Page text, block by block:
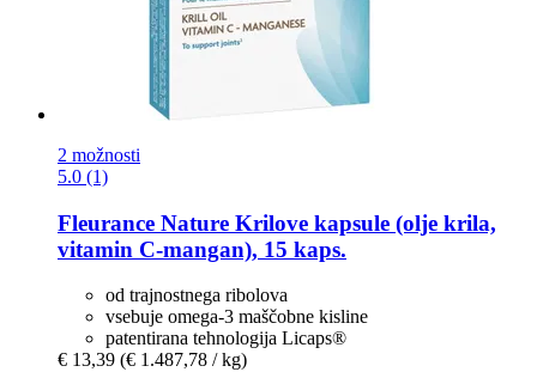
2 možnosti
5.0 (1)
Fleurance Nature Krilove kapsule (olje krila,
vitamin C-​mangan), 15 kaps.
od trajnostnega ribolova
vsebuje omega-3 maščobne kisline
patentirana tehnologija Licaps®
€ 13,39 (€ 1.487,78 / kg)